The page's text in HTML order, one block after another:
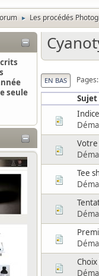
► Les procédés
seule
EN BAS Pages
Sujet
Votre
Tee